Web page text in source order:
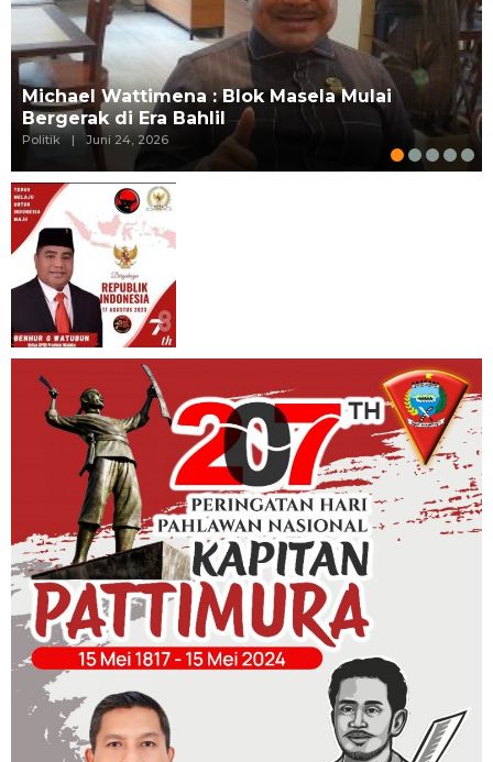
Michael Wattimena : Blok Masela Mulai
Bergerak di Era Bahlil
Politik | Juni 24, 2026